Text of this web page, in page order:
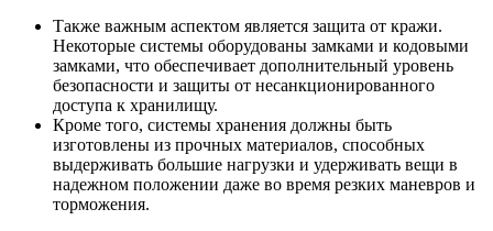
Также важным аспектом является защита от кражи.
Некоторые системы оборудованы замками и кодовыми
замками, что обеспечивает дополнительный уровень
безопасности и защиты от несанкционированного
доступа к хранилищу.
Кроме того, системы хранения должны быть
изготовлены из прочных материалов, способных
выдерживать большие нагрузки и удерживать вещи в
надежном положении даже во время резких маневров и
торможения.